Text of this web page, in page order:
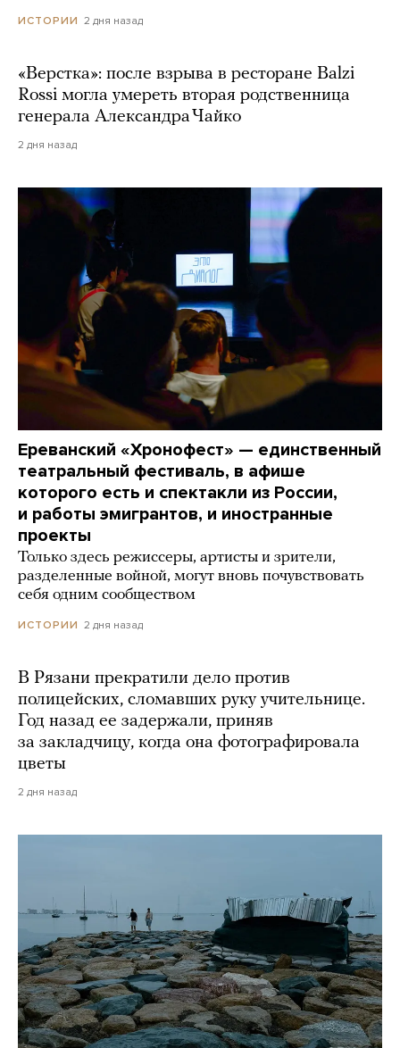
ИСТОРИИ 2 дня назад
«Верстка»: после взрыва в ресторане Balzi
Rossi могла умереть вторая родственница
генерала Александра Чайко
2 дня назад
Ереванский «Хронофест» — единственный
театральный фестиваль, в афише
которого есть и спектакли из России,
и работы эмигрантов, и иностранные
проекты
Только здесь режиссеры, артисты и зрители,
разделенные войной, могут вновь почувствовать
себя одним сообществом
ИСТОРИИ 2 дня назад
В Рязани прекратили дело против
полицейских, сломавших руку учительнице.
Год назад ее задержали, приняв
за закладчицу, когда она фотографировала
цветы
2 дня назад